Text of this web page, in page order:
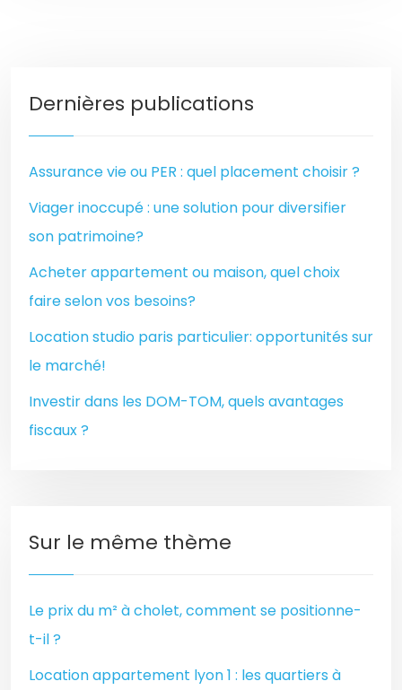
Dernières publications
Assurance vie ou PER : quel placement choisir ?
Viager inoccupé : une solution pour diversifier
son patrimoine?
Acheter appartement ou maison, quel choix
faire selon vos besoins?
Location studio paris particulier: opportunités sur
le marché!
Investir dans les DOM-TOM, quels avantages
fiscaux ?
Sur le même thème
Le prix du m² à cholet, comment se positionne-
t-il ?
Location appartement lyon 1 : les quartiers à